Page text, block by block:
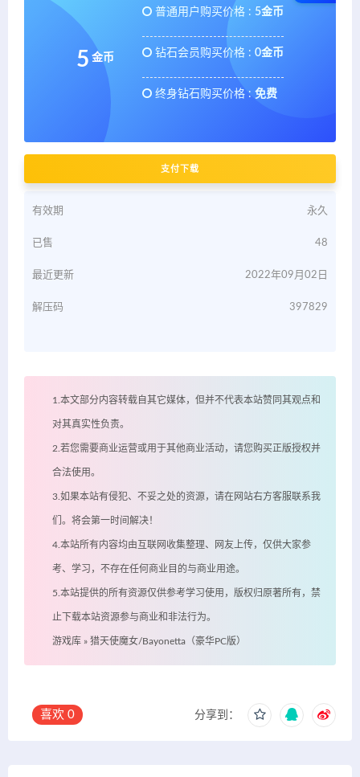
5 金币
普通用户购买价格 : 5金币
钻石会员购买价格 : 0金币
终身钻石购买价格 : 免费
支付下载
有效期 永久
已售 48
最近更新 2022年09月02日
解压码 397829
1.本文部分内容转载自其它媒体，但并不代表本站赞同其观点和
对其真实性负责。
2.若您需要商业运营或用于其他商业活动，请您购买正版授权并
合法使用。
3.如果本站有侵犯、不妥之处的资源，请在网站右方客服联系我
们。将会第一时间解决！
4.本站所有内容均由互联网收集整理、网友上传，仅供大家参
考、学习，不存在任何商业目的与商业用途。
5.本站提供的所有资源仅供参考学习使用，版权归原著所有，禁
止下载本站资源参与商业和非法行为。
游戏库 » 猎天使魔女/Bayonetta（豪华PC版）
喜欢 0 分享到：